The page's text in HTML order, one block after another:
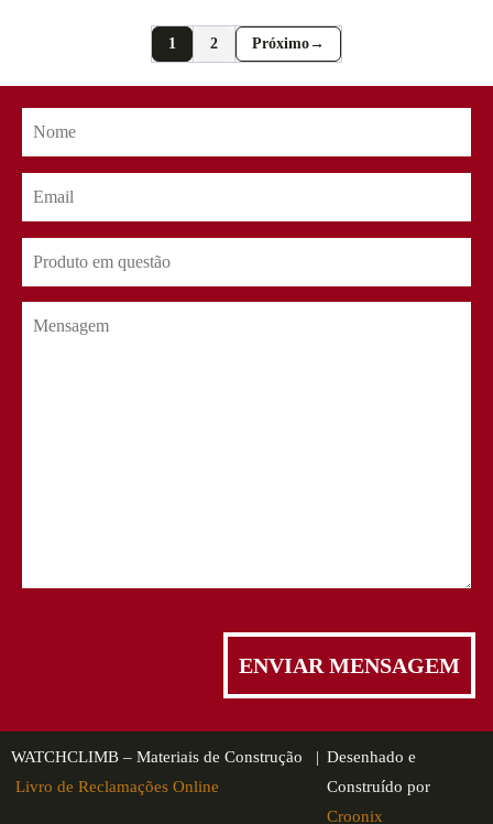
1 2 →
WATCHCLIMB – Materiais de Construção |
Livro de Reclamações Online
Desenhado e
Construído por
Croonix